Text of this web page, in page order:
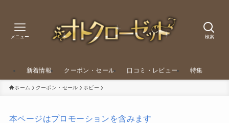
検索
メニュー
新着情報 クーポン・セール 口コミ・レビュー 特集
ホーム クーポン・セール ホビー
本ページはプロモーションを含みます